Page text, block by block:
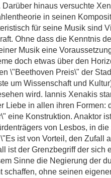
hinaus versuchte
in seinen
für seine Musik sind
Ohne dass die Kenntnis
Musik eine
doch etwas über den
\"Beethoven Preis\" der
um Wissenschaft und
wird. Iannis Xenakis
Liebe in allen ihren Formen:
eine Konstruktion. Anaktor
von Lesbos, in
ist von Vorteil, den Zufall
ist der Grenzbegriff der sich
Sinne die Negierung der
ohne seinen